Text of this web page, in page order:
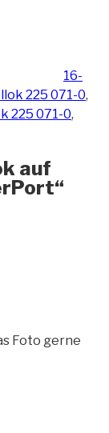
16-
225 071-0,
225 071-0,
auf
Foto gerne